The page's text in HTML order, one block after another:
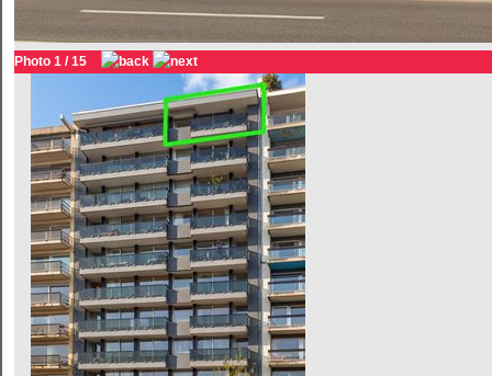
Photo 1 / 15